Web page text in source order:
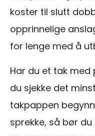
koster til slutt
opprinnelige
for lenge med å
Har du et tak med
du sjekke det
takpappen
sprekke, så bør